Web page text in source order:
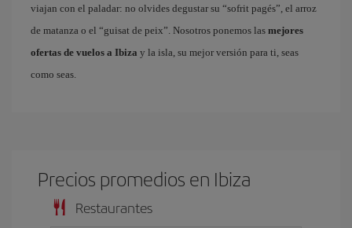
viajan con el paladar: no olvides degustar su “sofrit pagés”, el arroz
de matanza o el “guisat de peix”. Nosotros ponemos las mejores
ofertas de vuelos a Ibiza y la isla, su mejor versión para ti, seas
como seas.
Precios promedios en Ibiza
Restaurantes